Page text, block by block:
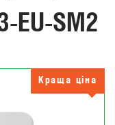
EU-SM2
Краща ціна